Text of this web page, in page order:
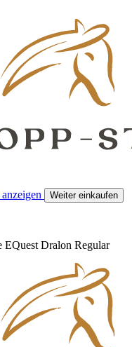
Weiter einkaufen
EQuest Dralon Regular